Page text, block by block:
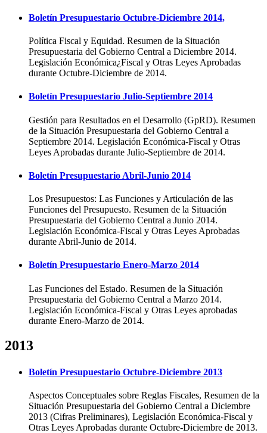
Boletín Presupuestario Octubre-Diciembre 2014,
Política Fiscal y Equidad. Resumen de la Situación
Presupuestaria del Gobierno Central a Diciembre 2014.
Legislación Económica¿Fiscal y Otras Leyes Aprobadas
durante Octubre-Diciembre de 2014.
Boletín Presupuestario Julio-Septiembre 2014
Gestión para Resultados en el Desarrollo (GpRD). Resumen
de la Situación Presupuestaria del Gobierno Central a
Septiembre 2014. Legislación Económica-Fiscal y Otras
Leyes Aprobadas durante Julio-Septiembre de 2014.
Boletín Presupuestario Abril-Junio 2014
Los Presupuestos: Las Funciones y Articulación de las
Funciones del Presupuesto. Resumen de la Situación
Presupuestaria del Gobierno Central a Junio 2014.
Legislación Económica-Fiscal y Otras Leyes Aprobadas
durante Abril-Junio de 2014.
Boletín Presupuestario Enero-Marzo 2014
Las Funciones del Estado. Resumen de la Situación
Presupuestaria del Gobierno Central a Marzo 2014.
Legislación Económica-Fiscal y Otras Leyes aprobadas
durante Enero-Marzo de 2014.
2013
Boletín Presupuestario Octubre-Diciembre 2013
Aspectos Conceptuales sobre Reglas Fiscales, Resumen de la
Situación Presupuestaria del Gobierno Central a Diciembre
2013 (Cifras Preliminares), Legislación Económica-Fiscal y
Otras Leyes Aprobadas durante Octubre-Diciembre de 2013.